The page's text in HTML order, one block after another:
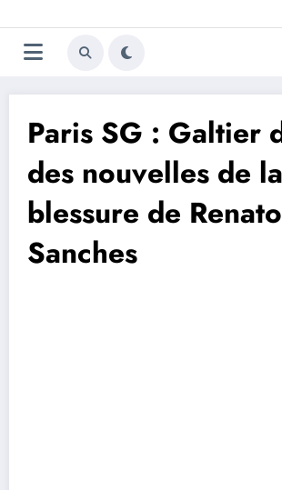
au
contenu
Trivela
Paris SG : Galtier
des nouvelles de la
blessure de Renato
Sanches